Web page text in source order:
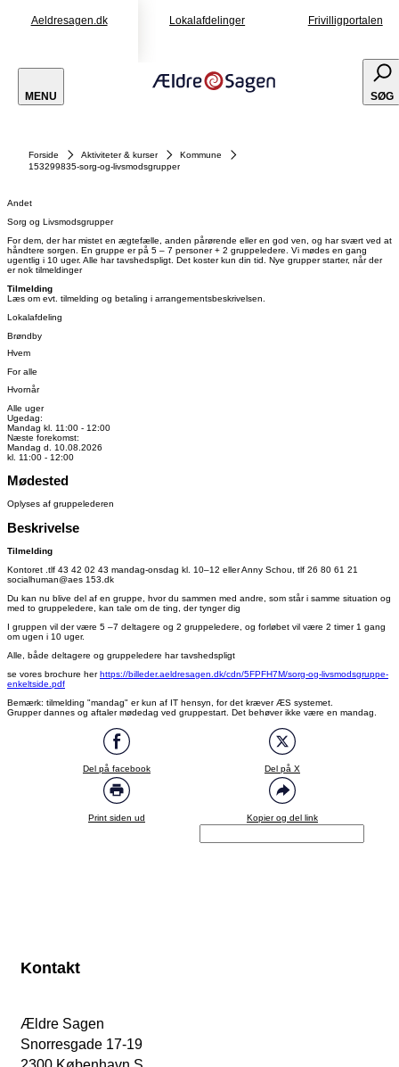
Aeldresagen.dk Lokalafdelinger Frivilligportalen
MENU SØG
Forside Aktiviteter & kurser
Kommune
153299835-sorg-og-livsmodsgrupper
Andet
Sorg og Livsmodsgrupper
For dem, der har mistet en ægtefælle, anden pårørende eller en god ven, og har svært ved at
håndtere sorgen. En gruppe er på 5 – 7 personer + 2 gruppeledere. Vi mødes en gang
ugentlig i 10 uger. Alle har tavshedspligt. Det koster kun din tid. Nye grupper starter, når der
er nok tilmeldinger
Tilmelding
Læs om evt. tilmelding og betaling i arrangementsbeskrivelsen.
Lokalafdeling
Brøndby
Hvem
For alle
Hvornår
Alle uger
Ugedag:
Mandag kl. 11:00 - 12:00
Næste forekomst:
Mandag d. 10.08.2026
kl. 11:00 - 12:00
Mødested
Oplyses af gruppelederen
Beskrivelse
Tilmelding
Kontoret .tlf 43 42 02 43 mandag-onsdag kl. 10–12 eller Anny Schou, tlf 26 80 61 21
socialhuman@aes 153.dk
Du kan nu blive del af en gruppe, hvor du sammen med andre, som står i samme situation og
med to gruppeledere, kan tale om de ting, der tynger dig
I gruppen vil der være 5 –7 deltagere og 2 gruppeledere, og forløbet vil være 2 timer 1 gang
om ugen i 10 uger.
Alle, både deltagere og gruppeledere har tavshedspligt
se vores brochure herhttps://billeder.aeldresagen.dk/cdn/5FPFH7M/sorg-og-livsmodsgruppe-
enkeltside.pdf
Bemærk: tilmelding "mandag" er kun af IT hensyn, for det kræver ÆS systemet.
Grupper dannes og aftaler mødedag ved gruppestart. Det behøver ikke være en mandag.
Del på facebook Del på X
Print siden ud Kopier og del link
Kontakt
Ældre Sagen
Snorresgade 17-19